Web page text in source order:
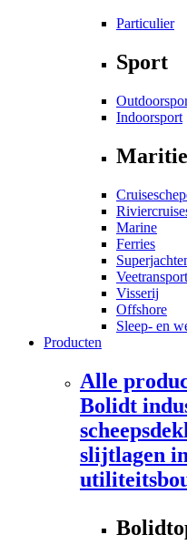
Particulier
Sport
Indoorsport
Marine
Ferries
Veetransport
Visserij
Offshore
Sleep- en
Producten
Alle
Bolidt
slijtlagen